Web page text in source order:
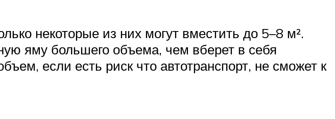
некоторые из них могут вместить до 5–8 м².
яму большего объема, чем вберет в себя
если есть риск что автотранспорт, не сможет к